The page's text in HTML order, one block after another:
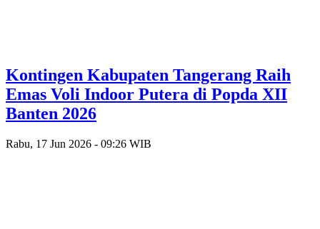
Kontingen Kabupaten Tangerang Raih
Emas Voli Indoor Putera di Popda XII
Banten 2026
Rabu, 17 Jun 2026 - 09:26 WIB